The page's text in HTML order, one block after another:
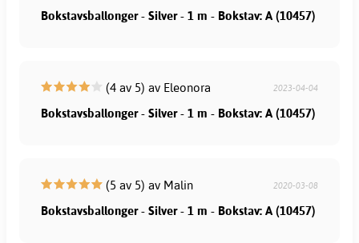
Bokstavsballonger - Silver - 1 m - Bokstav: A (10457)
(4 av 5) av Eleonora 2023-04-04
Bokstavsballonger - Silver - 1 m - Bokstav: A (10457)
(5 av 5) av Malin 2020-03-08
Bokstavsballonger - Silver - 1 m - Bokstav: A (10457)